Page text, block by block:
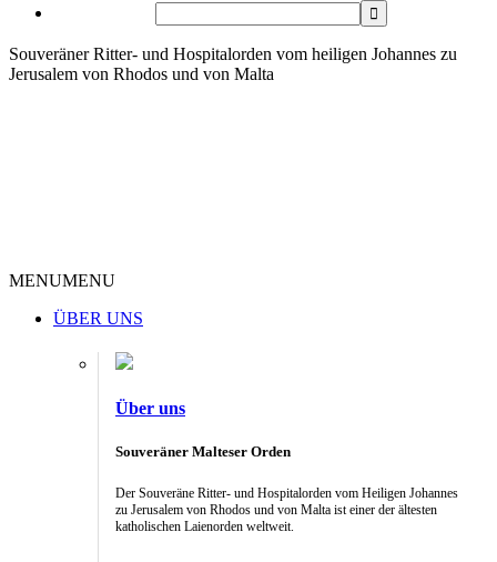
Souveräner Ritter- und Hospitalorden vom heiligen Johannes zu
Jerusalem von Rhodos und von Malta
MENUMENU
ÜBER UNS
Über uns
Souveräner Malteser Orden
Der Souveräne Ritter- und Hospitalorden vom Heiligen Johannes
zu Jerusalem von Rhodos und von Malta ist einer der ältesten
katholischen Laienorden weltweit.